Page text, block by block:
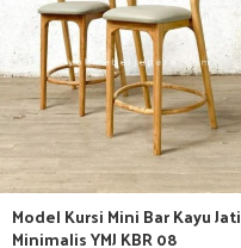
Model Kursi Mini Bar Kayu Jati
Minimalis YMJ KBR 08